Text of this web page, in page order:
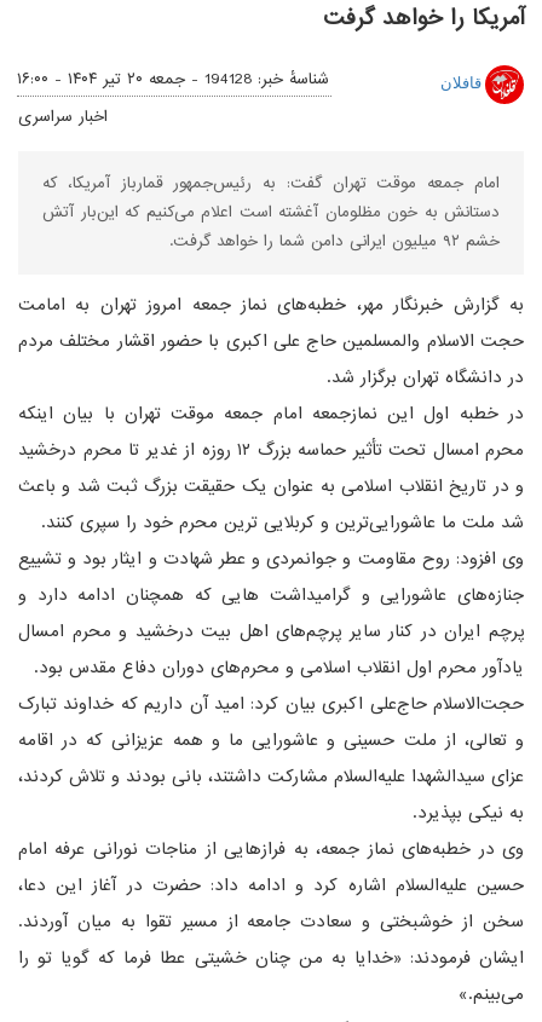
آمریکا را خواهد گرفت
قافلان شناسهٔ خبر: 194128 -
جمعه ۲۰ تیر ۱۴۰۴ - ۱۶:۰۰
اخبار سراسری
امام جمعه موقت تهران گفت: به رئیس‌جمهور قمارباز آمریکا، که
دستانش به خون مظلومان آغشته است اعلام می‌کنیم که این‌بار آتش
خشم ۹۲ میلیون ایرانی دامن شما را خواهد گرفت.
به گزارش خبرنگار مهر، خطبه‌های نماز جمعه امروز تهران به امامت
حجت الاسلام والمسلمین حاج علی اکبری با حضور اقشار مختلف مردم
در دانشگاه تهران برگزار شد.
در خطبه اول این نمازجمعه امام جمعه موقت تهران با بیان اینکه
محرم امسال تحت تأثیر حماسه بزرگ ۱۲ روزه از غدیر تا محرم درخشید
و در تاریخ انقلاب اسلامی به عنوان یک حقیقت بزرگ ثبت شد و باعث
شد ملت ما عاشورایی‌ترین و کربلایی ترین محرم خود را سپری کنند.
وی افزود: روح مقاومت و جوانمردی و عطر شهادت و ایثار بود و تشییع
جنازه‌های عاشورایی و گرامیداشت هایی که همچنان ادامه دارد و
پرچم ایران در کنار سایر پرچم‌های اهل بیت درخشید و محرم امسال
یادآور محرم اول انقلاب اسلامی و محرم‌های دوران دفاع مقدس بود.
حجت‌الاسلام حاج‌علی اکبری بیان کرد: امید آن داریم که خداوند تبارک
و تعالی، از ملت حسینی و عاشورایی ما و همه عزیزانی که در اقامه
عزای سیدالشهدا علیه‌السلام مشارکت داشتند، بانی بودند و تلاش کردند،
به نیکی بپذیرد.
وی در خطبه‌های نماز جمعه، به فرازهایی از مناجات نورانی عرفه امام
حسین علیه‌السلام اشاره کرد و ادامه داد: حضرت در آغاز این دعا،
سخن از خوشبختی و سعادت جامعه از مسیر تقوا به میان آوردند.
ایشان فرمودند: «خدایا به من چنان خشیتی عطا فرما که گویا تو را
می‌بینم.»